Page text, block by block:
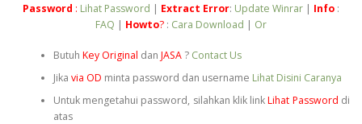
Password : Lihat Password | Extract Error: Update Winrar | Info :
FAQ | Howto? : Cara Download | Or
Butuh Key Original dan JASA? Contact Us
Jika via OD minta password dan username Lihat Disini Caranya
Untuk mengetahui password, silahkan klik linkLihat Password di
atas